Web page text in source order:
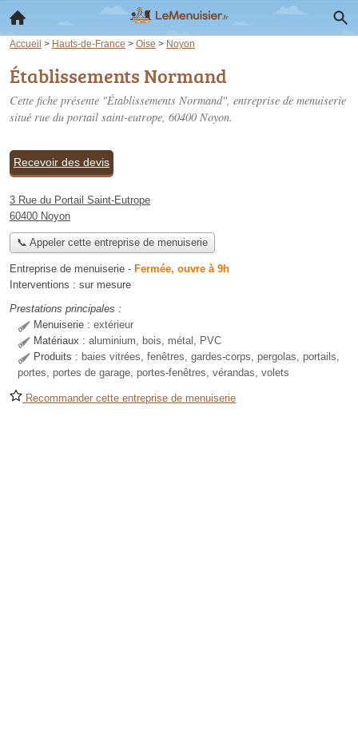
Accueil > Hauts-de-France > Oise > Noyon
Établissements Normand
Cette fiche présente "Établissements Normand", entreprise de menuiserie
situé rue du portail saint-eutrope, 60400 Noyon.
Recevoir des devis
3 Rue du Portail Saint-Eutrope
60400 Noyon
📞 Appeler cette entreprise de menuiserie
Entreprise de menuiserie - Fermée, ouvre à 9h
Interventions : sur mesure
Prestations principales :
Menuiserie : extérieur
Matériaux : aluminium, bois, métal, PVC
Produits : baies vitrées, fenêtres, gardes-corps, pergolas, portails,
portes, portes de garage, portes-fenêtres, vérandas, volets
Recommander cette entreprise de menuiserie